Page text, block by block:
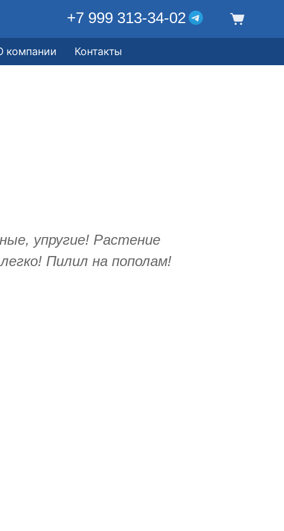
+7 999 313-34-02
компании Контакты
упругие! Растение
Пилил на пополам!